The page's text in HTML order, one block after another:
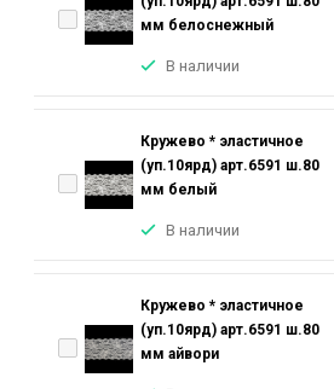
мм белоснежный
В наличии
Кружево * эластичное
(уп.10ярд) арт.6591 ш.80
мм белый
В наличии
Кружево * эластичное
(уп.10ярд) арт.6591 ш.80
мм айвори